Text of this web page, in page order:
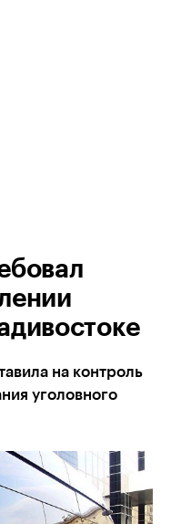
на контроль
уголовного